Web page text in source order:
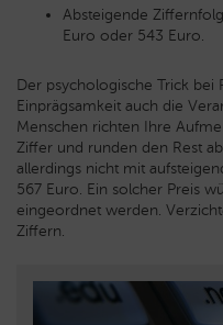
Absteigende
Euro oder 543 Euro.
Der psychologische Trick bei
Einprägsamkeit auch die
Menschen richten Ihre
Ziffer und runden den Rest
allerdings nicht mit
567 Euro. Ein solcher Preis
eingeordnet werden.
Ziffern.